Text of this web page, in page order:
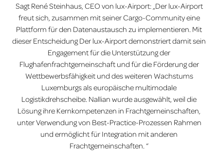
Sagt René Steinhaus, CEO von lux-Airport: „Der lux-Airport
freut sich, zusammen mit seiner Cargo-Community eine
Plattform für den Datenaustausch zu implementieren. Mit
dieser Entscheidung Der lux-Airport demonstriert damit sein
Engagement für die Unterstützung der
Flughafenfrachtgemeinschaft und für die Förderung der
Wettbewerbsfähigkeit und des weiteren Wachstums
Luxemburgs als europäische multimodale
Logistikdrehscheibe. Nallian wurde ausgewählt, weil die
Lösung ihre Kernkompetenzen in Frachtgemeinschaften,
unter Verwendung von Best-Practice-Prozessen Rahmen
und ermöglichtfür Integration mit anderen
Frachtgemeinschaften. “